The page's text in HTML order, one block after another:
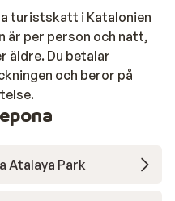
turistskatt i Katalonien
är per person och natt,
äldre. Du betalar
och beror på
Atalaya Park